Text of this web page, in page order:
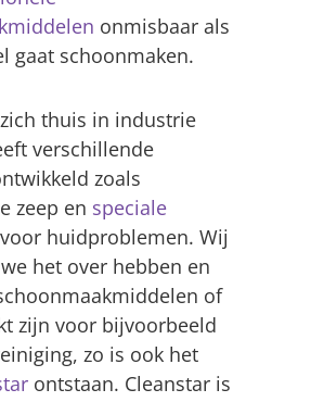
onmisbaar als
gaat schoonmaken.
thuis in industrie
verschillende
zoals
zeep en speciale
voor huidproblemen. Wij
het over hebben en
of
zijn voor bijvoorbeeld
zo is ook het
ontstaan. Cleanstar is